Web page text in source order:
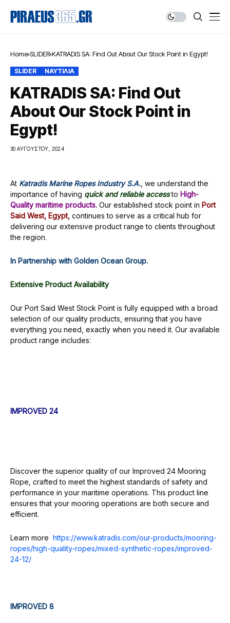
Home SLIDER KATRADIS SA: Find Out About Our Stock Point in Egypt!
SLIDER ΝΑΥΤΙΛΙΑ
KATRADIS SA: Find Out
About Our Stock Point in
Egypt!
30 ΑΥΓΟΎΣΤΟΥ, 2024
At Katradis Marine Ropes Industry S.A. , we understand the
importance of having quick and reliable access to High-
Quality maritime products. Our established stock point in Port
Said West, Egypt, continues to serve as a critical hub for
delivering our extensive product range to clients throughout
the region.
In Partnership with Golden Ocean Group.
Extensive Product Availability
Our Port Said West Stock Point is fully equipped with a broad
selection of our quality products, ensuring that you have
everything you need, exactly when you need it. Our available
product range includes:
IMPROVED 24
Discover the superior quality of our Improved 24 Mooring
Rope, crafted to meet the highest standards of safety and
performance in your maritime operations. This product line
ensures that your mooring operations are both secure and
efficient.
Learn more https://www.katradis.com/our-products/mooring-
ropes/high-quality-ropes/mixed-synthetic-ropes/improved-
24-12/
IMPROVED 8